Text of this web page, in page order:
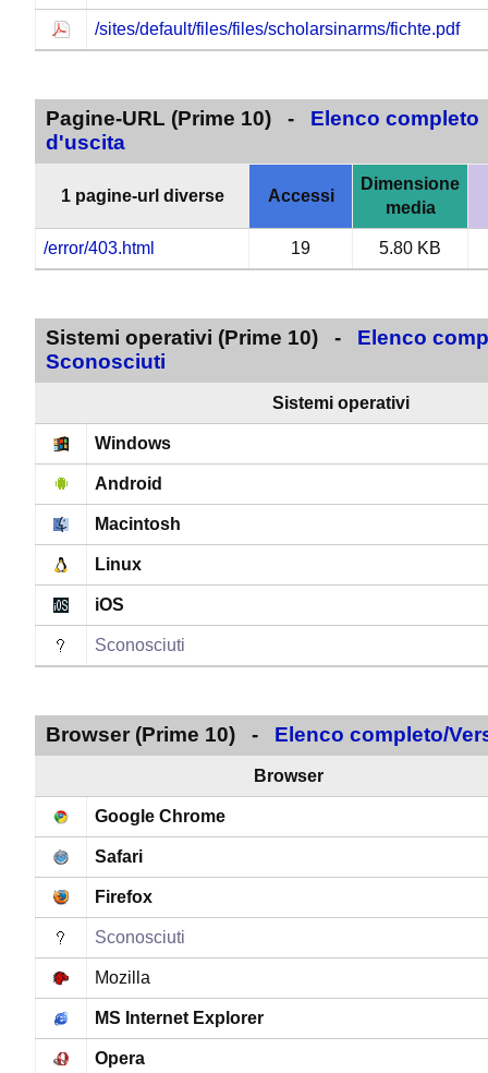
/sites/default/files/files/scholarsinarms/fichte.pdf
Pagine-URL (Prime 10) - Elenco completo
d'uscita
1 pagine-url diverse Accessi
Dimensione
media
/error/403.html 19 5.80 KB
Sistemi operativi (Prime 10) - Elenco
Sconosciuti
Sistemi operativi
Windows
Android
Macintosh
Linux
iOS
Sconosciuti
Browser (Prime 10) - Elenco completo/
Browser
Google Chrome
Safari
Firefox
Sconosciuti
Mozilla
MS Internet Explorer
Opera